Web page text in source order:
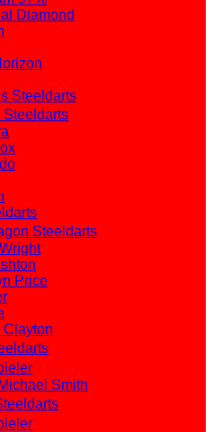
Diamond
Steeldarts
Steeldarts
Steeldarts
Price
Clayton
Michael Smith